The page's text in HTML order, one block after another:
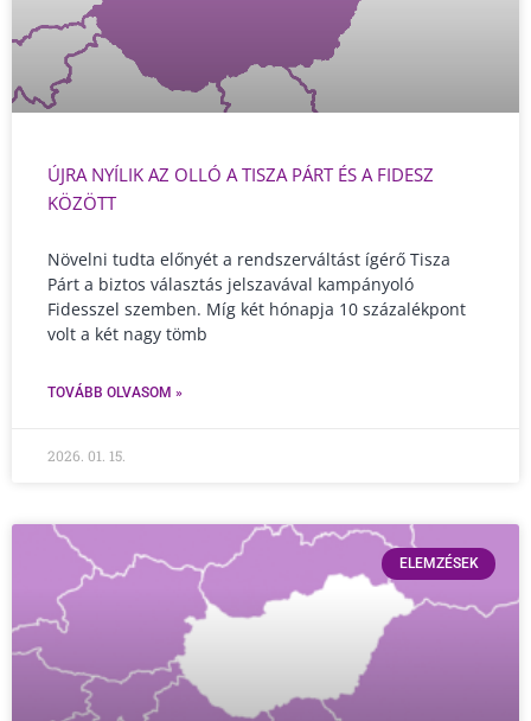
ÚJRA NYÍLIK AZ OLLÓ A TISZA PÁRT ÉS A FIDESZ
KÖZÖTT
Növelni tudta előnyét a rendszerváltást ígérő Tisza
Párt a biztos választás jelszavával kampányoló
Fidesszel szemben. Míg két hónapja 10 százalékpont
volt a két nagy tömb
TOVÁBB OLVASOM »
2026. 01. 15.
ELEMZÉSEK